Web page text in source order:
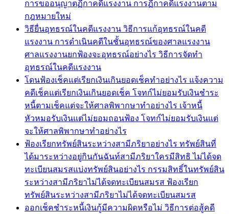
การขออนุญาตฏีกาคดีแรงงาน การฏีกาคดีแรงงานตาม
กฎหมายใหม่
วิธียื่นอุทธรณ์ในคดีแรงงาน วิธีการแก้อุทธรณ์ในคดี
แรงงาน การดำเนินคดีในชั้นอุทธรณ์ของศาลแรงงาน
ศาลแรงงานยกฟ้องจะอุทธรณ์อย่างไร วิธีการจัดทำ
อุทธรณ์ในคดีแรงงาน
โดนฟ้องเช็คแต่เรียกเงินเกินยอดเช็คทำอย่างไร แจ้งความ
คดีเช็คแต่เรียกเงินเกินยอดเช็ค โจทก์ไม่ยอมรับเงินชำระ
หนี้ตามเช็คแต่จะให้ศาลพิพากษาทำอย่างไร เจ้าหนี้
หัวหมอรับเงินแต่ไม่ยอมถอนฟ้อง โจทก์ไม่ยอมรับเงินแต่
จะให้ศาลพิพากษาทำอย่างไร
ฟ้องเรียกทรัพย์สินระหว่างสามีภริยาอย่างไร ทรัพย์สินที่
ได้มาระหว่างอยู่กินกันฉันท์สามีภริยาใครมีสิทธิ ไม่ได้จด
ทะเบียนสมรสแบ่งทรัพย์สินอย่างไร กรรมสิทธิ์ในทรัพย์สิน
ระหว่างสามีภริยาไม่ได้จดทะเบียนสมรส ฟ้องเรียก
ทรัพย์สินระหว่างสามีภริยาไม่ได้จดทะเบียนสมรส
ออกเช็คชำระหนี้เงินกู้มีความผิดหรือไม่ วิธีการต่อสู้คดี